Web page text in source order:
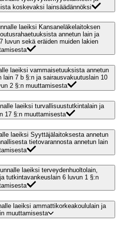
koskevaksi lainsäädännöksi
laeiksi Kansaneläkelaitoksen
annetun lain ja
luvun sekä eräiden muiden lakien
laeiksi vammaisetuuksista annetun
lain 7 b §:n ja sairausvakuutuslain 10
2 §:n muuttamisesta
laeiksi turvallisuustutkintalain ja
17 §:n muuttamisesta
laeiksi Syyttäjälaitoksesta annetun
tietovarannosta annetun lain
laeiksi terveydenhuoltolain,
tutkintavankeuslain 6 luvun 1 §:n
laeiksi ammattikorkeakoululain ja
muuttamisesta